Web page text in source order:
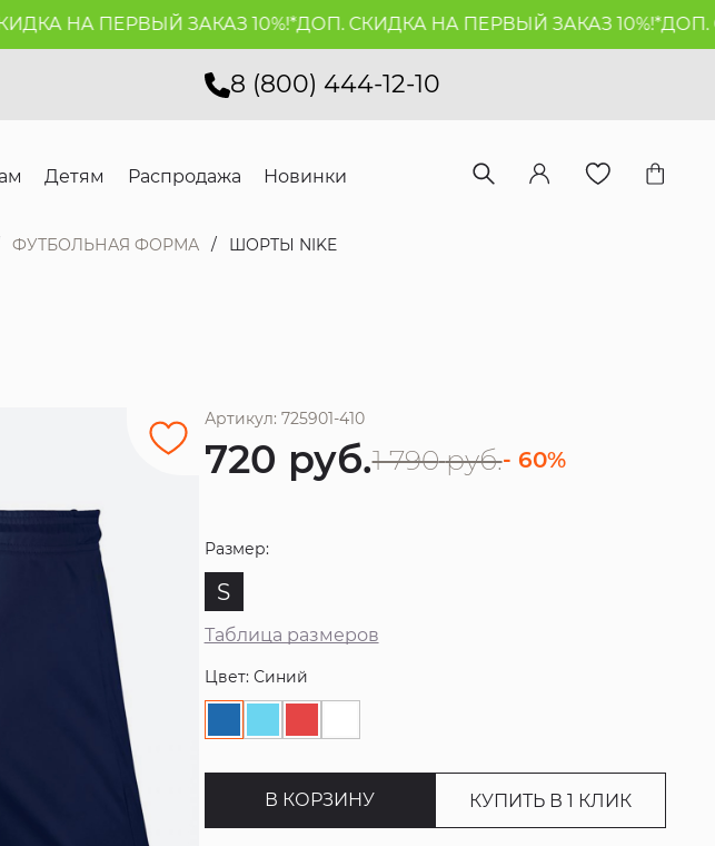
НА ПЕРВЫЙ ЗАКАЗ 10%!*ДОП. СКИДКА НА ПЕРВЫЙ ЗАКАЗ 10%!*ДОП.
8 (800) 444-12-10
Детям Распродажа Новинки
ФУТБОЛЬНАЯ ФОРМА ШОРТЫ NIKE
Артикул: 725901-410
720 руб.1 790 руб.- 60%
Размер:
S
Таблица размеров
Цвет: Синий
В КОРЗИНУ КУПИТЬ В 1 КЛИК